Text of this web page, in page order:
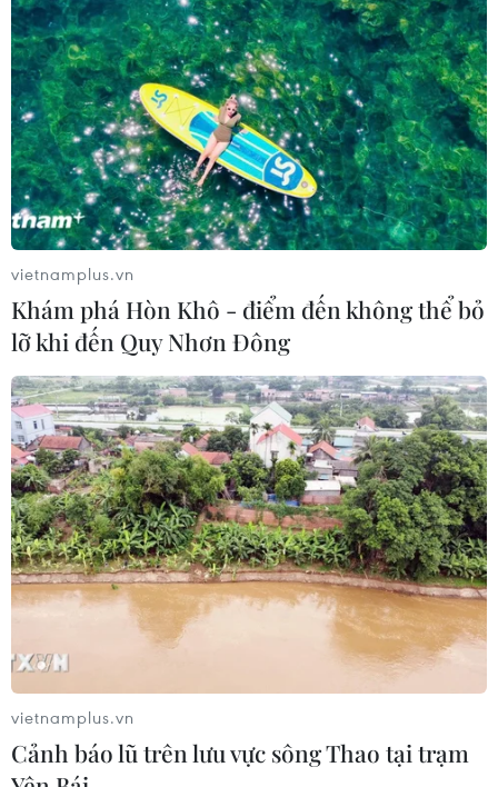
vietnamplus.vn
Khám phá Hòn Khô - điểm đến không thể bỏ
lỡ khi đến Quy Nhơn Đông
vietnamplus.vn
Cảnh báo lũ trên lưu vực sông Thao tại trạm